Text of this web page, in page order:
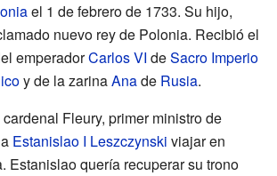
el 1 de febrero de 1733. Su hijo,
nuevo rey de Polonia. Recibió el
emperadorCarlos VI deSacro Imperio
y de la zarinaAnade Rusia.
Fleury, primer ministro de
Estanislao I Leszczynski viajar en
Estanislao quería recuperar su trono